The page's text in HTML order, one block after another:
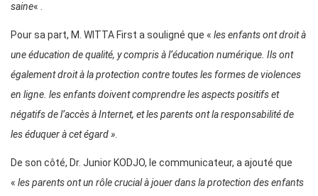
saine« .
Pour sa part, M. WITTA First a souligné que « les enfants ont droit à
une éducation de qualité, y compris à l’éducation numérique. Ils ont
également droit à la protection contre toutes les formes de violences
en ligne. les enfants doivent comprendre les aspects positifs et
négatifs de l’accès à Internet, et les parents ont la responsabilité de
les éduquer à cet égard ».
De son côté, Dr. Junior KODJO, le communicateur, a ajouté que
« les parents ont un rôle crucial à jouer dans la protection des enfants